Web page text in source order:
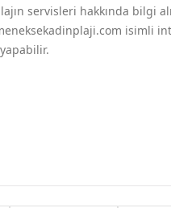
servisleri hakkında bilgi
isimli